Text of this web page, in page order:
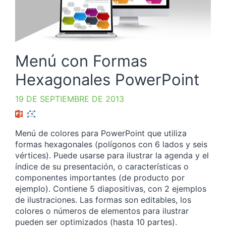
Menú con Formas
Hexagonales PowerPoint
19 DE SEPTIEMBRE DE 2013
Menú de colores para PowerPoint que utiliza
formas hexagonales (polígonos con 6 lados y seis
vértices). Puede usarse para ilustrar la agenda y el
índice de su presentación, o características o
componentes importantes (de producto por
ejemplo). Contiene 5 diapositivas, con 2 ejemplos
de ilustraciones. Las formas son editables, los
colores o números de elementos para ilustrar
pueden ser optimizados (hasta 10 partes).